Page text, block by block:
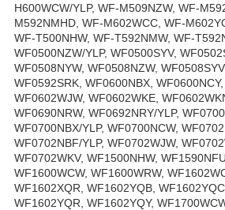
H600WCW/YLP, WF-M509NZW, WF-
M592NMHD, WF-M602WCC, WF-
WF-T500NHW, WF-T592NMW, WF-
WF0500NZW/YLP, WF0500SYV,
WF0508NYW, WF0508NZW,
WF0592SRK, WF0600NBX,
WF0602WJW, WF0602WKE,
WF0690NRW, WF0692NRY/YLP,
WF0700NBX/YLP, WF0700NCW,
WF0702NBF/YLP, WF0702WJW,
WF0702WKV, WF1500NHW,
WF1600WCW, WF1600WRW,
WF1602XQR, WF1602YQB,
WF1602YQR, WF1602YQY,